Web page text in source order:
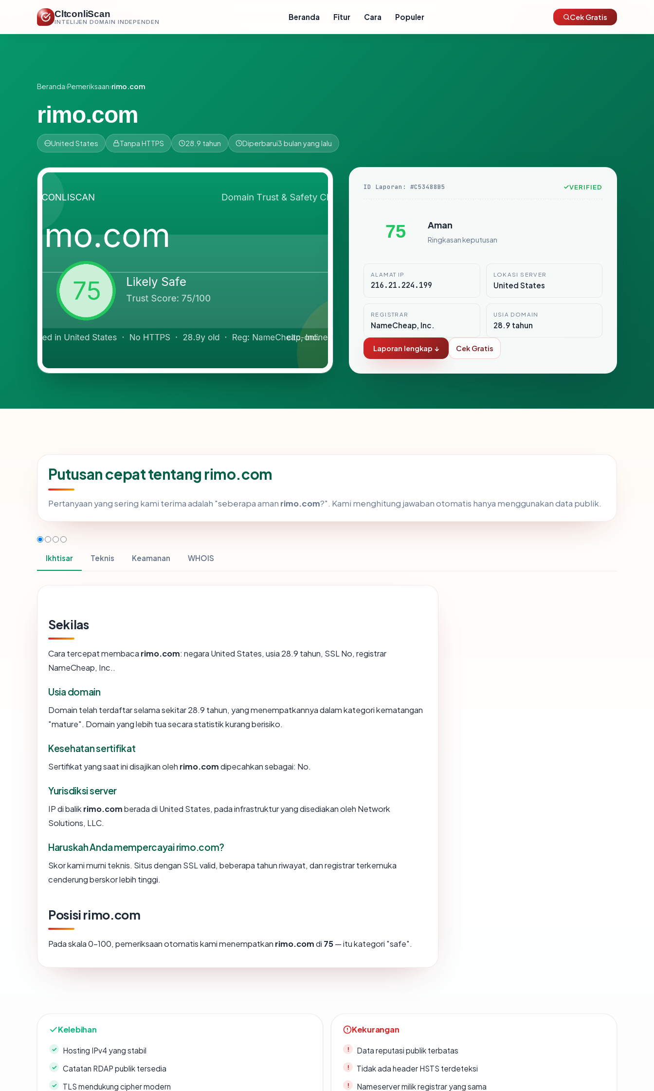
CltconliScan
INTELIJEN DOMAIN INDEPENDEN
Beranda Fitur Cara Populer Cek Gratis
Beranda›Pemeriksaan›rimo.com
rimo.com
United States Tanpa HTTPS 28.9 tahun Diperbarui3 bulan yang lalu
ID Laporan: #C53488B5 VERIFIED
75 Aman
Ringkasan keputusan
ALAMAT IP
216.21.224.199
LOKASI SERVER
United States
REGISTRAR
NameCheap, Inc.
USIA DOMAIN
28.9 tahun
Laporan lengkap ↓ Cek Gratis
Putusan cepat tentang rimo.com
Pertanyaan yang sering kami terima adalah "seberapa aman rimo.com?". Kami menghitung jawaban otomatis hanya menggunakan data publik.
Ikhtisar Teknis Keamanan WHOIS
Sekilas
Cara tercepat membaca rimo.com: negara United States, usia 28.9 tahun, SSL No, registrar
NameCheap, Inc..
Usia domain
Domain telah terdaftar selama sekitar 28.9 tahun, yang menempatkannya dalam kategori kematangan
"mature". Domain yang lebih tua secara statistik kurang berisiko.
Kesehatan sertifikat
Sertifikat yang saat ini disajikan oleh rimo.comdipecahkan sebagai: No.
Yurisdiksi server
IP di balik rimo.comberada di United States, pada infrastruktur yang disediakan oleh Network
Solutions, LLC.
Haruskah Anda mempercayai rimo.com?
Skor kami murni teknis. Situs dengan SSL valid, beberapa tahun riwayat, dan registrar terkemuka
cenderung berskor lebih tinggi.
Posisi rimo.com
Pada skala 0-100, pemeriksaan otomatis kami menempatkan rimo.comdi 75— itu kategori "safe".
Kelebihan
Hosting IPv4 yang stabil
Catatan RDAP publik tersedia
TLS mendukung cipher modern
Kekurangan
Data reputasi publik terbatas
Tidak ada header HSTS terdeteksi
Nameserver milik registrar yang sama